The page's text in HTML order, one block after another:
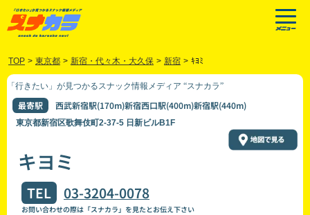
TOP > 東京都 > 新宿・代々木・大久保 > 新宿 > ｷﾖﾐ
「行きたい」が見つかるスナック情報メディア “スナカラ”
最寄駅 西武新宿駅(170m)新宿西口駅(400m)新宿駅(440m)
東京都新宿区歌舞伎町2-37-5 日新ビルB1F
キヨミ
TEL 03-3204-0078
お問い合わせの際は「スナカラ」を見たとお伝え下さい